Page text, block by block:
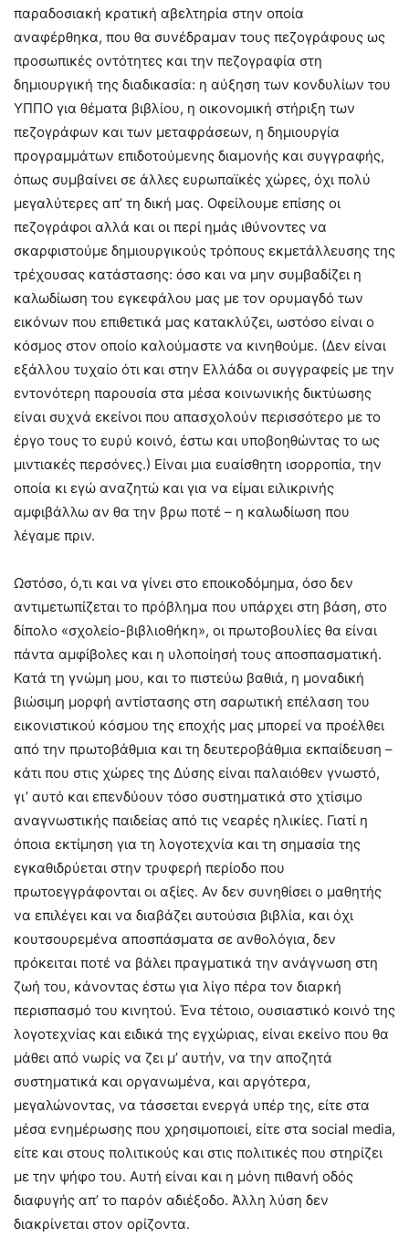
παραδοσιακή κρατική αβελτηρία στην οποία
αναφέρθηκα, που θα συνέδραμαν τους πεζογράφους ως
προσωπικές οντότητες και την πεζογραφία στη
δημιουργική της διαδικασία: η αύξηση των κονδυλίων του
ΥΠΠΟ για θέματα βιβλίου, η οικονομική στήριξη των
πεζογράφων και των μεταφράσεων, η δημιουργία
προγραμμάτων επιδοτούμενης διαμονής και συγγραφής,
όπως συμβαίνει σε άλλες ευρωπαϊκές χώρες, όχι πολύ
μεγαλύτερες απ’ τη δική μας. Οφείλουμε επίσης οι
πεζογράφοι αλλά και οι περί ημάς ιθύνοντες να
σκαρφιστούμε δημιουργικούς τρόπους εκμετάλλευσης της
τρέχουσας κατάστασης: όσο και να μην συμβαδίζει η
καλωδίωση του εγκεφάλου μας με τον ορυμαγδό των
εικόνων που επιθετικά μας κατακλύζει, ωστόσο είναι ο
κόσμος στον οποίο καλούμαστε να κινηθούμε. (Δεν είναι
εξάλλου τυχαίο ότι και στην Ελλάδα οι συγγραφείς με την
εντονότερη παρουσία στα μέσα κοινωνικής δικτύωσης
είναι συχνά εκείνοι που απασχολούν περισσότερο με το
έργο τους το ευρύ κοινό, έστω και υποβοηθώντας το ως
μιντιακές περσόνες.) Είναι μια ευαίσθητη ισορροπία, την
οποία κι εγώ αναζητώ και για να είμαι ειλικρινής
αμφιβάλλω αν θα την βρω ποτέ – η καλωδίωση που
λέγαμε πριν.
Ωστόσο, ό,τι και να γίνει στο εποικοδόμημα, όσο δεν
αντιμετωπίζεται το πρόβλημα που υπάρχει στη βάση, στο
δίπολο «σχολείο-βιβλιοθήκη», οι πρωτοβουλίες θα είναι
πάντα αμφίβολες και η υλοποίησή τους αποσπασματική.
Κατά τη γνώμη μου, και το πιστεύω βαθιά, η μοναδική
βιώσιμη μορφή αντίστασης στη σαρωτική επέλαση του
εικονιστικού κόσμου της εποχής μας μπορεί να προέλθει
από την πρωτοβάθμια και τη δευτεροβάθμια εκπαίδευση –
κάτι που στις χώρες της Δύσης είναι παλαιόθεν γνωστό,
γι’ αυτό και επενδύουν τόσο συστηματικά στο χτίσιμο
αναγνωστικής παιδείας από τις νεαρές ηλικίες. Γιατί η
όποια εκτίμηση για τη λογοτεχνία και τη σημασία της
εγκαθιδρύεται στην τρυφερή περίοδο που
πρωτοεγγράφονται οι αξίες. Αν δεν συνηθίσει ο μαθητής
να επιλέγει και να διαβάζει αυτούσια βιβλία, και όχι
κουτσουρεμένα αποσπάσματα σε ανθολόγια, δεν
πρόκειται ποτέ να βάλει πραγματικά την ανάγνωση στη
ζωή του, κάνοντας έστω για λίγο πέρα τον διαρκή
περισπασμό του κινητού. Ένα τέτοιο, ουσιαστικό κοινό της
λογοτεχνίας και ειδικά της εγχώριας, είναι εκείνο που θα
μάθει από νωρίς να ζει μ’ αυτήν, να την αποζητά
συστηματικά και οργανωμένα, και αργότερα,
μεγαλώνοντας, να τάσσεται ενεργά υπέρ της, είτε στα
μέσα ενημέρωσης που χρησιμοποιεί, είτε στα social media,
είτε και στους πολιτικούς και στις πολιτικές που στηρίζει
με την ψήφο του. Αυτή είναι και η μόνη πιθανή οδός
διαφυγής απ’ το παρόν αδιέξοδο. Άλλη λύση δεν
διακρίνεται στον ορίζοντα.